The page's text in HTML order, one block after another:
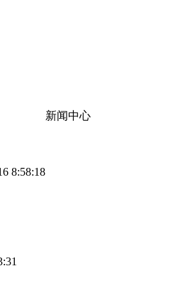
新闻中心
8:58:18